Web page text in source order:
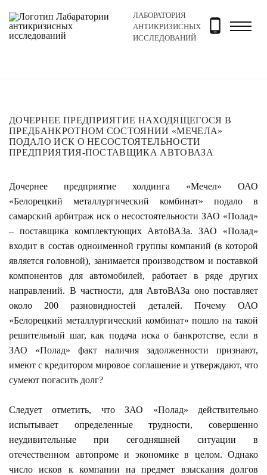
ЛАБОРАТОРИЯ
АНТИКРИЗИСНЫХ
ИССЛЕДОВАНИЙ
Главная Новости и блог Новости Дочернее
ДОЧЕРНЕЕ ПРЕДПРИЯТИЕ НАХОДЯЩЕГОСЯ В
ПРЕДБАНКРОТНОМ СОСТОЯНИИ «МЕЧЕЛА»
ПОДАЛО ИСК О НЕСОСТОЯТЕЛЬНОСТИ
ПРЕДПРИЯТИЯ-ПОСТАВЩИКА АВТОВАЗА
Дочернее предприятие холдинга «Мечел» ОАО
«Белорецкий металлургический комбинат» подало в
самарский арбитраж иск о несостоятельности ЗАО «Полад»
– поставщика комплектующих АвтоВАЗа. ЗАО «Полад»
входит в состав одноименной группы компаний (в которой
является головной), занимается производством и поставкой
компонентов для автомобилей, работает в ряде других
направлений. В частности, для АвтоВАЗа оно поставляет
около 200 разновидностей деталей. Почему ОАО
«Белорецкий металлургический комбинат» пошло на такой
решительный шаг, как подача иска о банкротстве, если в
ЗАО «Полад» факт наличия задолженности признают,
имеют с кредитором мировое соглашение и утверждают, что
сумеют погасить долг?
Следует отметить, что ЗАО «Полад» действительно
испытывает определенные трудности, совершенно
неудивительные при сегодняшней ситуации в
отечественном автопроме и экономике в целом. Однако
число исков к компании на предмет взыскания долгов